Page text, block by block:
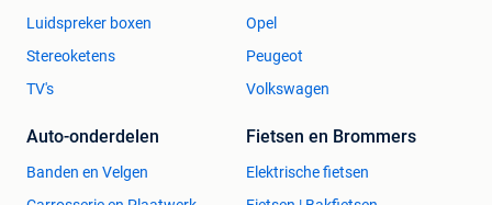
Achterdeur AD101
Afmeting:95×234,5 cm links (van buitenaf gezien)
Borstwering:
Totale dikte deur inclusief rand:55 mm
Draairichting:Links
Onbehandeld
Exclusief glas
Met normaal slotgat
Luidspreker boxen
Stereoketens
TV's
Opel
Peugeot
Volkswagen
Auto-onderdelen
Banden en Velgen
Fietsen en Brommers
Elektrische fietsen